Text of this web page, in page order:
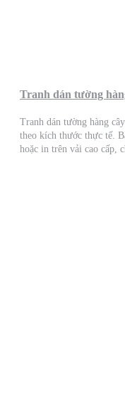
Tranh dán tường
Tranh dán tường hàng
theo kích thước thực tế.
hoặc in trên vải cao cấp,